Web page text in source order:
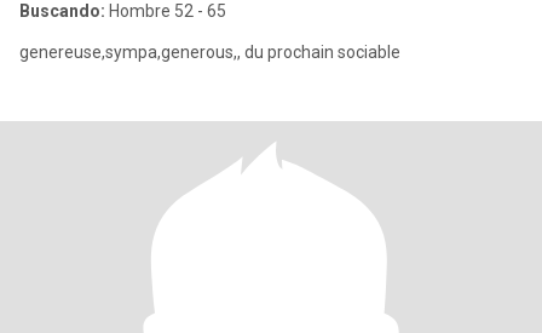
Buscando: Hombre 52 - 65
genereuse,sympa,generous,, du prochain sociable